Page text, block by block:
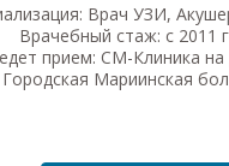
Врач УЗИ,
Врачебный стаж: с 2011
прием: СМ-Клиника на
Городская Мариинская